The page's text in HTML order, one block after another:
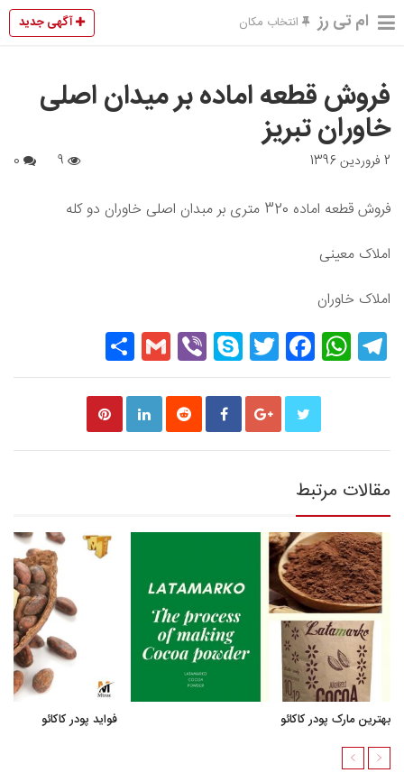
ام تی رز انتخاب مکان آگهی جدید
فروش قطعه اماده بر میدان اصلی
خاوران تبریز
2 فروردین 1396
فروش قطعه اماده 320 متری بر مبدان اصلی خاوران دو کله
املاک معینی
املاک خاوران
Telegram
WhatsApp
Facebook
Twitter
Skype
Viber
Gmail
مقالات مرتبط
بهترین مارک پودر کاکائو فواید پودر کاکائو